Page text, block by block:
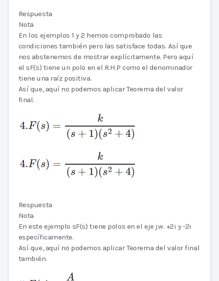
Respuesta
Nota
En los ejemplos 1 y 2 hemos comprobado las
condiciones también pero las satisface todas. Así que
nos abstenemos de mostrar explícitamente. Pero aquí
el sF(s) tiene un polo en el R.H.P como el denominador
tiene una raíz positiva.
Así que, aquí no podemos aplicar Teorema del valor
final.
Respuesta
Nota
En este ejemplo sF(s) tiene polos en el eje jw. +2i y -2i
específicamente.
Así que, aquí no podemos aplicar Teorema del valor final
también.